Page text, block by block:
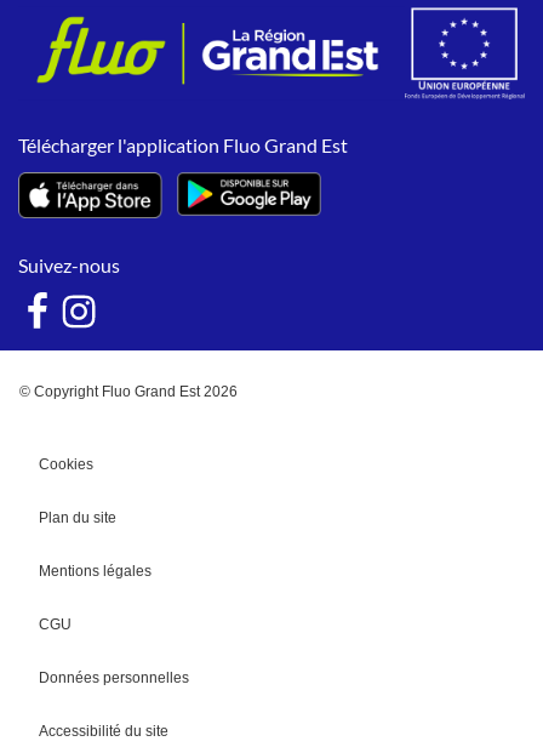
Télécharger l'application Fluo Grand Est
Suivez-nous
© Copyright Fluo Grand Est 2026
Cookies
Plan du site
Mentions légales
CGU
Données personnelles
Accessibilité du site